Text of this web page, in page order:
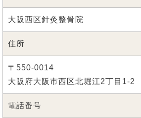
大阪西区針灸整骨院
住所
〒550-0014
大阪府大阪市西区北堀江2丁目1-2
電話番号